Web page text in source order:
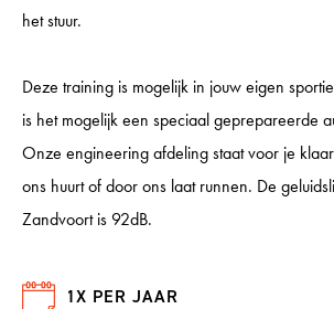
het stuur.
Deze training is mogelijk in jouw eigen
is het mogelijk een speciaal geprepareerde
Onze engineering afdeling staat voor je
ons huurt of door ons laat runnen. De
Zandvoort is 92dB.
1X PER JAAR